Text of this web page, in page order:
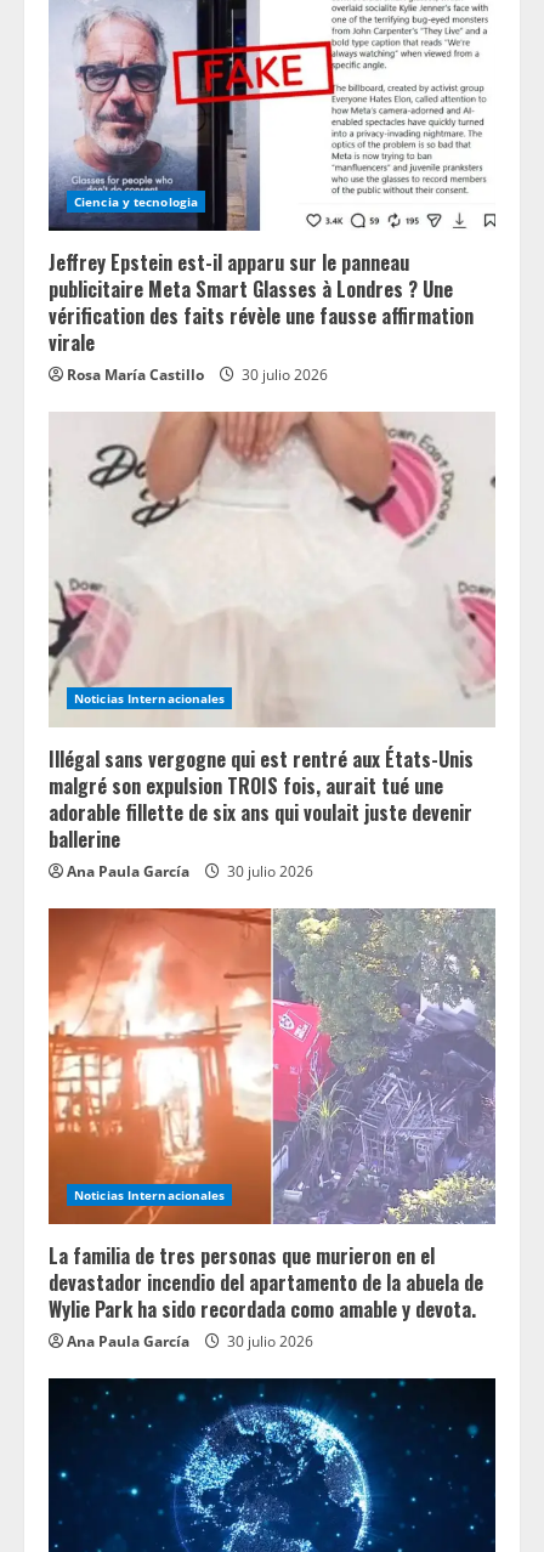
Ciencia y tecnologia
Jeffrey Epstein est-il apparu sur le panneau
publicitaire Meta Smart Glasses à Londres ? Une
vérification des faits révèle une fausse affirmation
virale
Rosa María Castillo 30 julio 2026
Noticias Internacionales
Illégal sans vergogne qui est rentré aux États-Unis
malgré son expulsion TROIS fois, aurait tué une
adorable fillette de six ans qui voulait juste devenir
ballerine
Ana Paula García 30 julio 2026
Noticias Internacionales
La familia de tres personas que murieron en el
devastador incendio del apartamento de la abuela de
Wylie Park ha sido recordada como amable y devota.
Ana Paula García 30 julio 2026